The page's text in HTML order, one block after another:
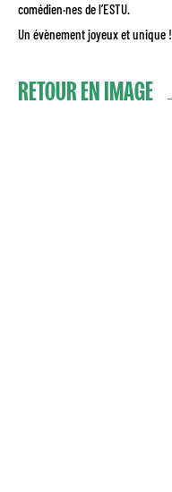
comédien·nes de l’ESTU.
Un évènement joyeux et unique !
RETOUR EN IMAGE